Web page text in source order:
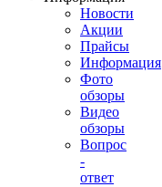
Новости
Акции
Прайсы
Информация
Фото
обзоры
Видео
обзоры
Вопрос
-
ответ